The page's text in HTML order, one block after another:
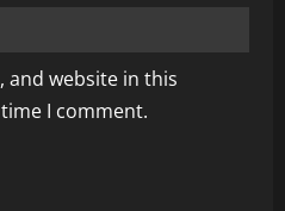
and website in this
I comment.